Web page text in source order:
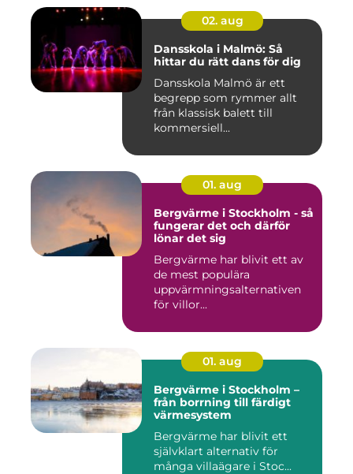
02. aug
Dansskola i Malmö: Så
hittar du rätt dans för dig
Dansskola Malmö är ett
begrepp som rymmer allt
från klassisk balett till
kommersiell...
01. aug
Bergvärme i Stockholm - så
fungerar det och därför
lönar det sig
Bergvärme har blivit ett av
de mest populära
uppvärmningsalternativen
för villor...
01. aug
Bergvärme i Stockholm –
från borrning till färdigt
värmesystem
Bergvärme har blivit ett
självklart alternativ för
många villaägare i Stoc...